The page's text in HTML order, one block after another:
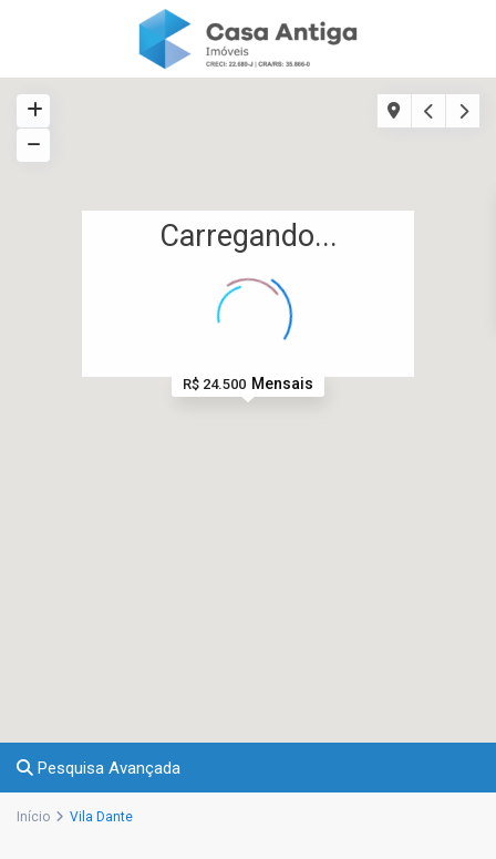
R$ 24.500 Mensais
Carregando...
Pesquisa Avançada
Início Vila Dante